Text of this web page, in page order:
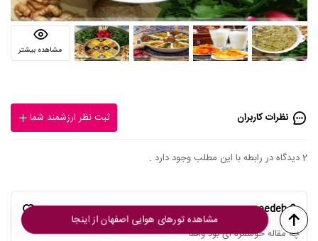
مشاهده بیشتر
نظرات کاربران ثبت نظر ارزشمند شما
2 دیدگاه در رابطه با این مطلب وجود دارد .
saeedeh
چه مقاله خوشمزه ای بود واقعا
2
مشاهده تورهای هوایی اصفهان از اینجا